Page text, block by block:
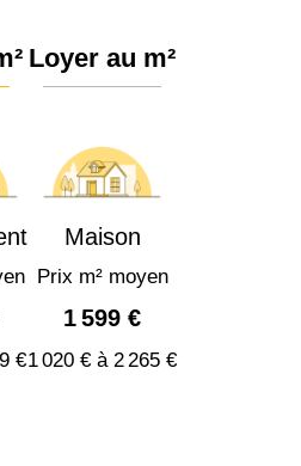
€
Loyer au m²
Maison
Prix m² moyen
1 599 €
1 020 € à 2 265 €